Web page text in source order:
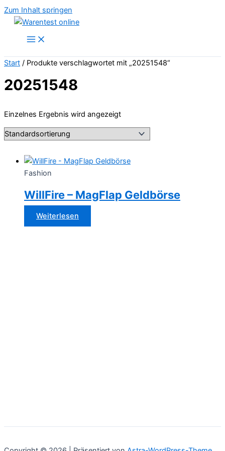
Zum Inhalt springen
Start / Produkte verschlagwortet mit „20251548“
20251548
Einzelnes Ergebnis wird angezeigt
Fashion
WillFire – MagFlap Geldbörse
Weiterlesen